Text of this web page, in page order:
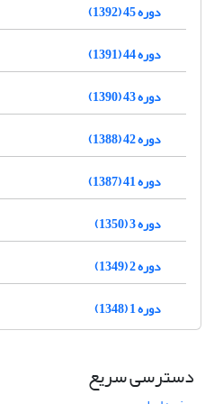
دوره 45 (1392)
دوره 44 (1391)
دوره 43 (1390)
دوره 42 (1388)
دوره 41 (1387)
دوره 3 (1350)
دوره 2 (1349)
دوره 1 (1348)
دسترسی سریع